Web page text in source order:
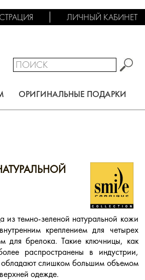
ЛИЧНЫЙ КАБИНЕТ
ОРИГИНАЛЬНЫЕ ПОДАРКИ
из темно-зеленой натуральной кожи
креплением для четырех
для брелока. Такие ключницы, как
распространены в индустрии,
обладают слишком большим объемом
одежде.